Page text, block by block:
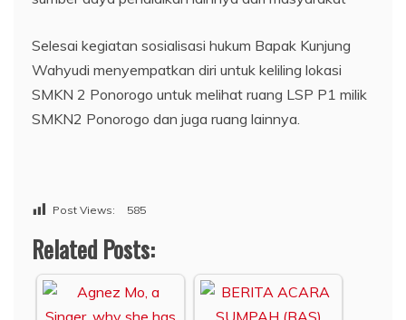
Selesai kegiatan sosialisasi hukum Bapak Kunjung
Wahyudi menyempatkan diri untuk keliling lokasi
SMKN 2 Ponorogo untuk melihat ruang LSP P1 milik
SMKN2 Ponorogo dan juga ruang lainnya.
Post Views: 585
Related Posts: